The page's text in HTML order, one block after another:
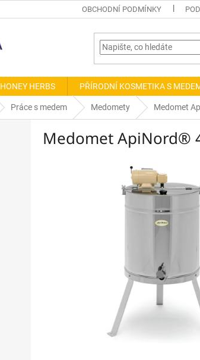
OBCHODNÍ PODMÍNKY
HONEY HERBS PŘÍRODNÍ KOSMETIKA S
Práce s medem Medomety Medomet
Medomet ApiNord®